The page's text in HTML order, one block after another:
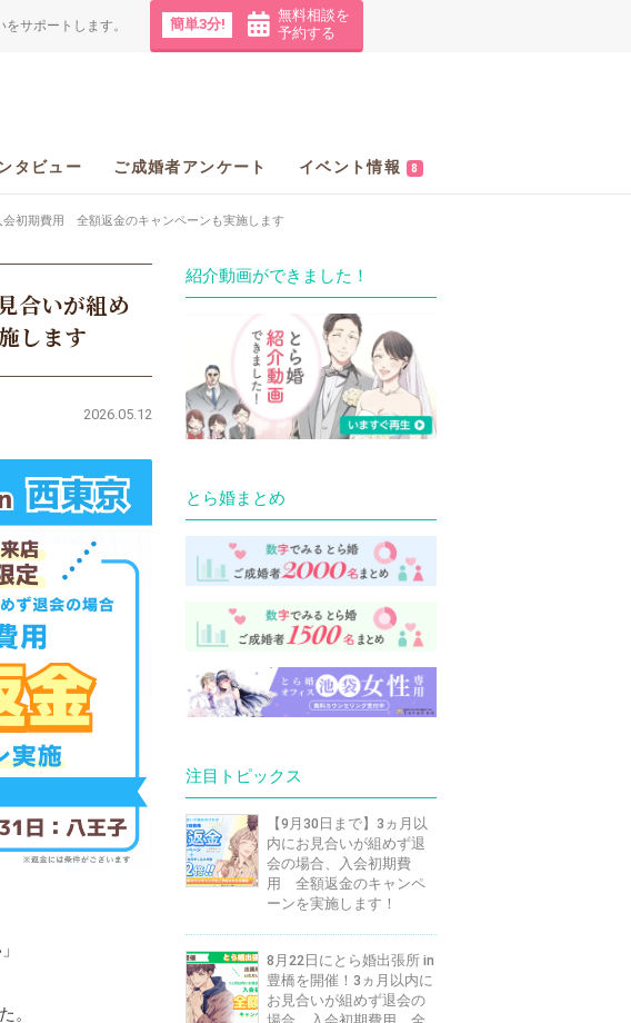
サポートします。 簡単3分!
無料相談を
予約する
タビュー ご成婚者アンケート イベント情報 8
初期費用 全額返金のキャンペーンも実施します
合いが組め
します
2026.05.12
。
紹介動画ができました！
とら婚まとめ
注目トピックス
【9月30日まで】3ヵ月以
内にお見合いが組めず退
会の場合、入会初期費
用 全額返金のキャンペ
ーンを実施します！
8月22日にとら婚出張所 in
豊橋を開催！3ヵ月以内に
お見合いが組めず退会の